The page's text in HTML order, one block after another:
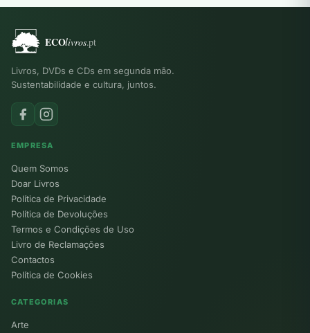
Livros, DVDs e CDs em segunda mão.
Sustentabilidade e cultura, juntos.
EMPRESA
Quem Somos
Doar Livros
Política de Privacidade
Política de Devoluções
Termos e Condições de Uso
Livro de Reclamações
Contactos
Política de Cookies
CATEGORIAS
Arte